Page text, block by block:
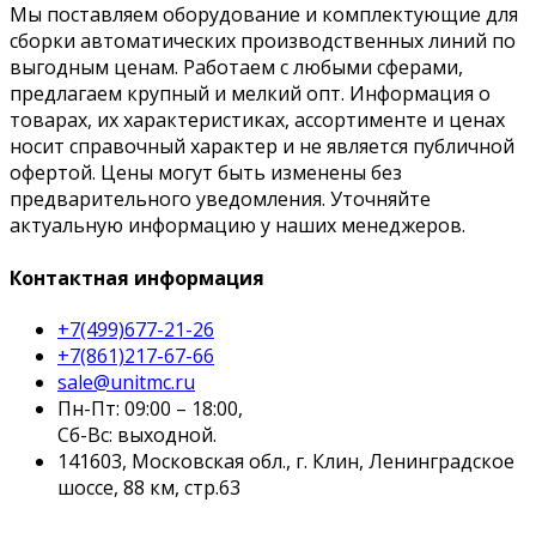
Мы поставляем оборудование и комплектующие для
сборки автоматических производственных линий по
выгодным ценам. Работаем с любыми сферами,
предлагаем крупный и мелкий опт. Информация о
товарах, их характеристиках, ассортименте и ценах
носит справочный характер и не является публичной
офертой. Цены могут быть изменены без
предварительного уведомления. Уточняйте
актуальную информацию у наших менеджеров.
Контактная информация
+7(499)677-21-26
+7(861)217-67-66
sale@unitmc.ru
Пн-Пт: 09:00 – 18:00,
Сб-Вс: выходной.
141603, Московская обл., г. Клин, Ленинградское
шоссе, 88 км, стр.63